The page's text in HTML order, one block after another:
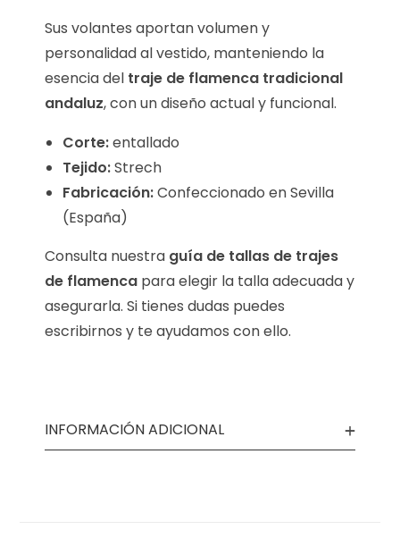
Sus volantes aportan volumen y
personalidad al vestido, manteniendo la
esencia del traje de flamenca tradicional
andaluz, con un diseño actual y funcional.
Corte:entallado
Tejido:Strech
Fabricación:Confeccionado en Sevilla
(España)
Consulta nuestra guía de tallas de trajes
de flamenca para elegir la talla adecuada y
asegurarla. Si tienes dudas puedes
escribirnos y te ayudamos con ello.
INFORMACIÓN ADICIONAL